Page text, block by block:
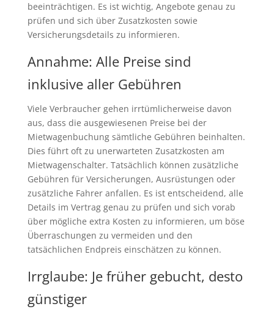
beeinträchtigen. Es ist wichtig, Angebote genau zu
prüfen und sich über Zusatzkosten sowie
Versicherungsdetails zu informieren.
Annahme: Alle Preise sind
inklusive aller Gebühren
Viele Verbraucher gehen irrtümlicherweise davon
aus, dass die ausgewiesenen Preise bei der
Mietwagenbuchung sämtliche Gebühren beinhalten.
Dies führt oft zu unerwarteten Zusatzkosten am
Mietwagenschalter. Tatsächlich können zusätzliche
Gebühren für Versicherungen, Ausrüstungen oder
zusätzliche Fahrer anfallen. Es ist entscheidend, alle
Details im Vertrag genau zu prüfen und sich vorab
über mögliche extra Kosten zu informieren, um böse
Überraschungen zu vermeiden und den
tatsächlichen Endpreis einschätzen zu können.
Irrglaube: Je früher gebucht, desto
günstiger